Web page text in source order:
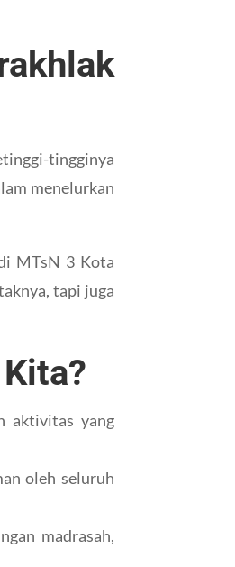
tingginya
menelurkan
MTsN 3 Kota
tapi juga
aktivitas yang
oleh seluruh
madrasah,